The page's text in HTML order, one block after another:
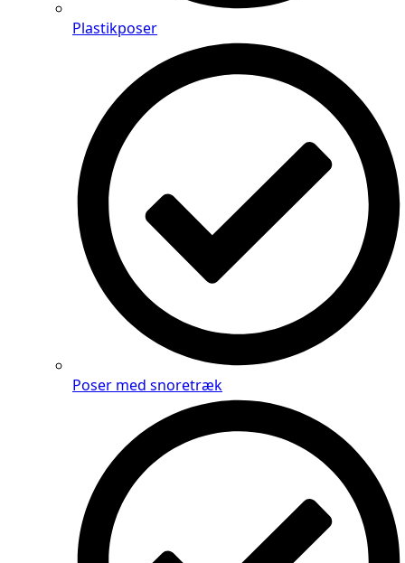
Plastikposer
Poser med snoretræk